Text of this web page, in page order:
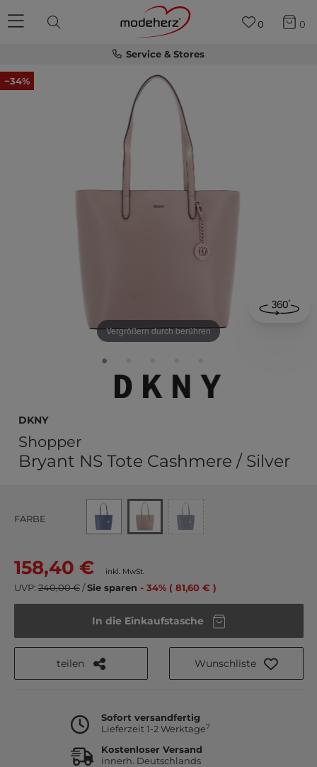
Service & Stores
0 0
−34%
Vergrößern durch berühren
DKNY
Shopper
Bryant NS Tote Cashmere / Silver
FARBE
158,40 € inkl. MwSt.
UVP: 240,00 €/Sie sparen - 34% ( 81,60 € )
In die Einkaufstasche
teilen Wunschliste
Sofort versandfertig
Lieferzeit 1-2 Werktage7
Kostenloser Versand
innerh. Deutschlands